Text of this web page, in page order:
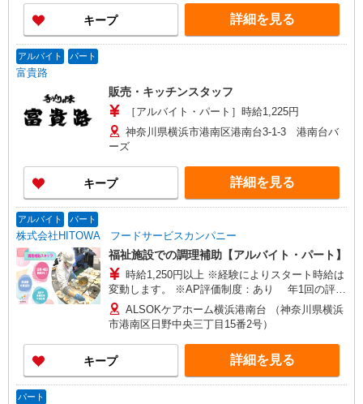
★働きがい向上手当※26年6月改定（地域により異
なる） 社会保険加入者は更に＋50円
キープ 詳細を見る
アルバイト パート
富貴路
販売・キッチンスタッフ
［アルバイト・パート］時給1,225円
神奈川県横浜市港南区港南台3-1-3 港南台バ
ーズ
キープ 詳細を見る
アルバイト パート
株式会社HITOWA フードサービスカンパニー
福祉施設での調理補助【アルバイト・パート】
時給1,250円以上 ※経験によりスタート時給は
変動します。 ※AP評価制度：あり 年1回の評価
により時給を見直します。 ※アルバイト賞与（寸
志）：あり 年2回。勤続年数により金額UP。
ALSOKケアホーム横浜港南台 （神奈川県横浜
市港南区日野中央三丁目15番2号）
キープ 詳細を見る
パート